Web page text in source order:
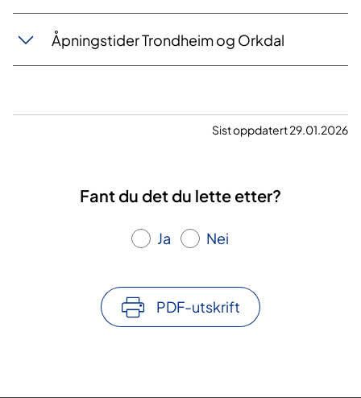
Åpningstider Trondheim og Orkdal
Sist oppdatert 29.01.2026
Fant du det du lette etter?
Ja Nei
PDF-utskrift